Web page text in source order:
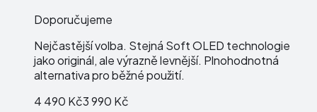
Doporučujeme
Nejčastější volba. Stejná Soft OLED technologie
jako originál, ale výrazně levnější. Plnohodnotná
alternativa pro běžné použití.
4 490 Kč3 990 Kč